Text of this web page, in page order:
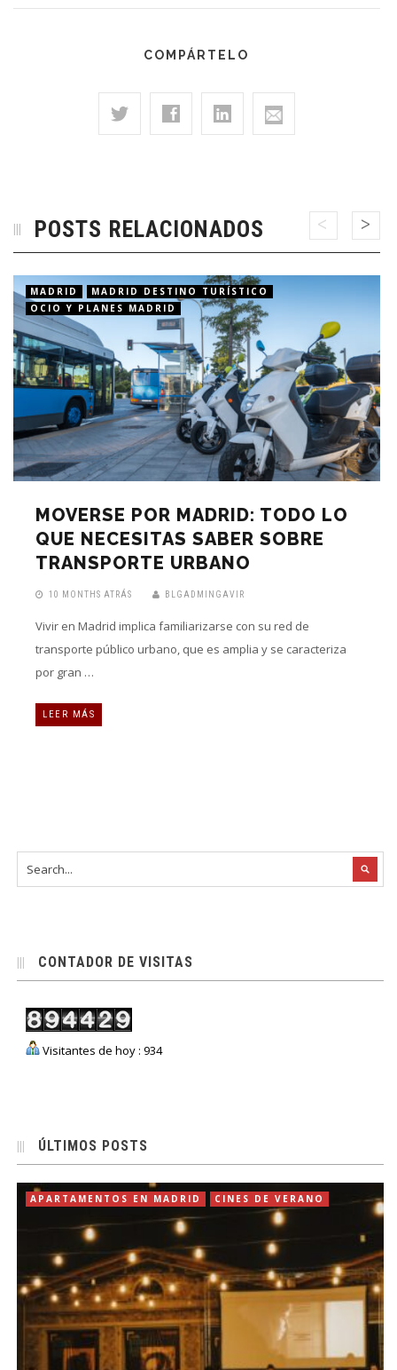
COMPÁRTELO
POSTS RELACIONADOS
MADRID
MADRID DESTINO TURÍSTICO
OCIO Y PLANES MADRID
MOVERSE POR MADRID: TODO LO
QUE NECESITAS SABER SOBRE
TRANSPORTE URBANO
10 MONTHS ATRÁS BLGADMINGAVIR
Vivir en Madrid implica familiarizarse con su red de
transporte público urbano, que es amplia y se caracteriza
por gran …
LEER MÁS
CONTADOR DE VISITAS
Visitantes de hoy : 934
ÚLTIMOS POSTS
APARTAMENTOS EN MADRID CINES DE VERANO